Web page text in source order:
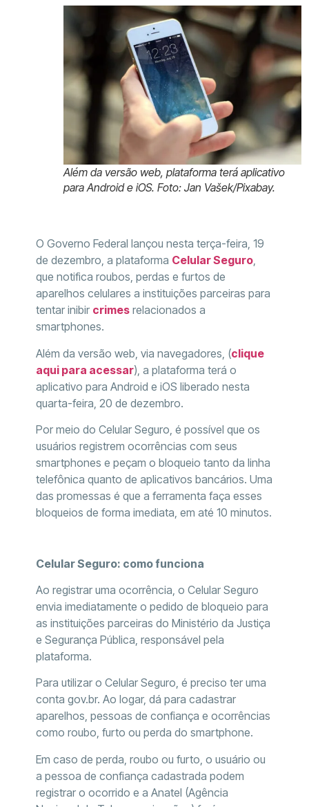
Além da versão web, plataforma terá aplicativo
para Android e iOS. Foto: Jan Vašek/Pixabay.
O Governo Federal lançou nesta terça-feira, 19
de dezembro, a plataforma Celular Seguro,
que notifica roubos, perdas e furtos de
aparelhos celulares a instituições parceiras para
tentar inibir crimes relacionados a
smartphones.
Além da versão web, via navegadores, (clique
aqui para acessar), a plataforma terá o
aplicativo para Android e iOS liberado nesta
quarta-feira, 20 de dezembro.
Por meio do Celular Seguro, é possível que os
usuários registrem ocorrências com seus
smartphones e peçam o bloqueio tanto da linha
telefônica quanto de aplicativos bancários. Uma
das promessas é que a ferramenta faça esses
bloqueios de forma imediata, em até 10 minutos.
Celular Seguro: como funciona
Ao registrar uma ocorrência, o Celular Seguro
envia imediatamente o pedido de bloqueio para
as instituições parceiras do Ministério da Justiça
e Segurança Pública, responsável pela
plataforma.
Para utilizar o Celular Seguro, é preciso ter uma
conta gov.br. Ao logar, dá para cadastrar
aparelhos, pessoas de confiança e ocorrências
como roubo, furto ou perda do smartphone.
Em caso de perda, roubo ou furto, o usuário ou
a pessoa de confiança cadastrada podem
registrar o ocorrido e a Anatel (Agência